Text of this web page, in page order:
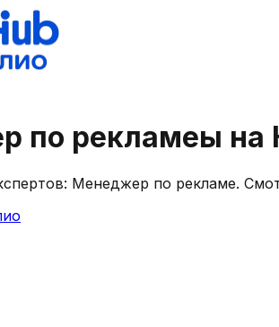
по рекламеы на
Менеджер по рекламе.